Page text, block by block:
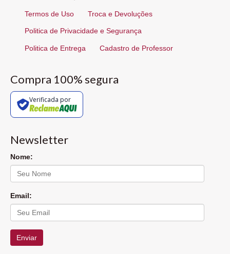
Termos de Uso Troca e Devoluções
Politica de Privacidade e Segurança
Politica de Entrega Cadastro de Professor
Compra 100% segura
Verificada por
Newsletter
Nome:
Email:
Enviar